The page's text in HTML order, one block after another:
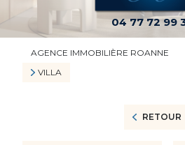
04 77 72 99
AGENCE IMMOBILIÈRE ROANNE
VILLA
RETOUR